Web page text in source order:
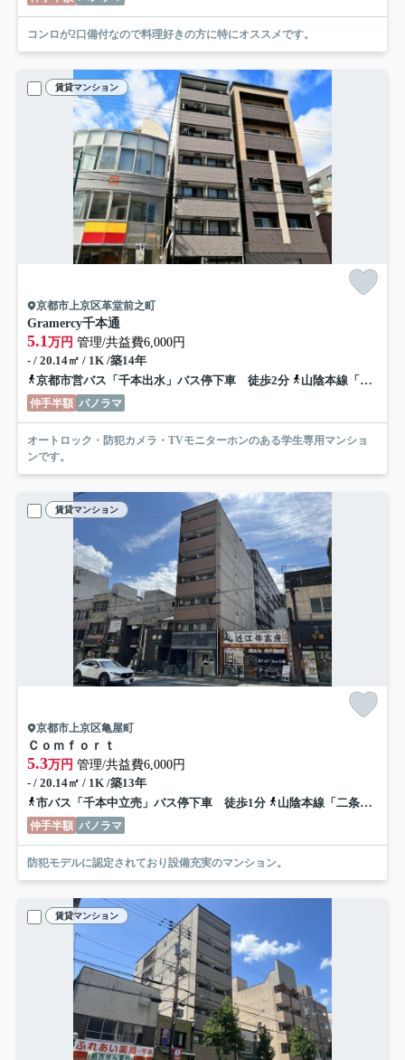
コンロが2口備付なので料理好きの方に特にオススメです。
賃貸マンション
京都市上京区革堂前之町
Gramercy千本通
5.1万円 管理/共益費6,000円
- / 20.14㎡ / 1K /築14年
京都市営バス「千本出水」バス停下車 徒歩2分
山陰本線「二条」駅 徒歩18分
仲手半額 パノラマ
オートロック・防犯カメラ・TVモニターホンのある学生専用マンショ
ンです。
賃貸マンション
京都市上京区亀屋町
Ｃｏｍｆｏｒｔ
5.3万円 管理/共益費6,000円
- / 20.14㎡ / 1K /築13年
市バス「千本中立売」バス停下車 徒歩1分
山陰本線「二条」駅 徒歩21分
仲手半額 パノラマ
防犯モデルに認定されており設備充実のマンション。
賃貸マンション